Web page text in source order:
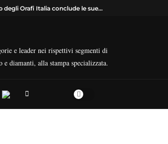
degli Orafi Italia conclude le sue...
e leader nei rispettivi segmenti di
diamanti, alla stampa specializzata.